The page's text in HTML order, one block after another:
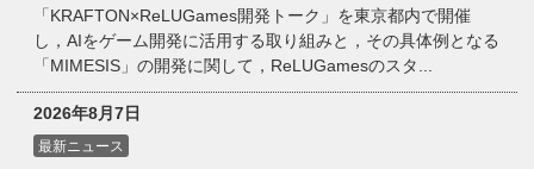
「KRAFTON×ReLUGames開発トーク」を東京都内で開催
し，AIをゲーム開発に活用する取り組みと，その具体例となる
「MIMESIS」の開発に関して，ReLUGamesのスタ...
2026年8月7日
最新ニュース